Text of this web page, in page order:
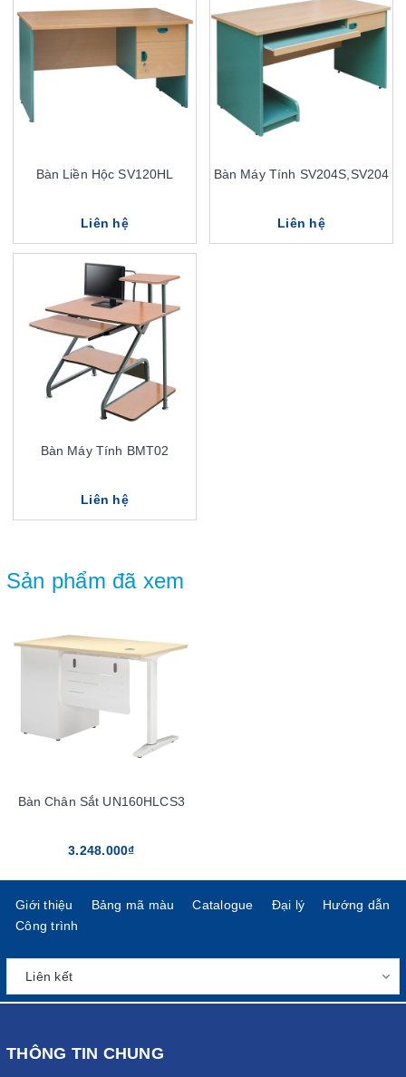
Bàn Liền Hộc SV120HL
Liên hệ
Bàn Máy Tính SV204S,SV204
Liên hệ
Bàn Máy Tính BMT02
Liên hệ
Sản phẩm đã xem
Bàn Chân Sắt UN160HLCS3
3.248.000₫
Giới thiệu Bảng mã màu Catalogue Đại lý
Hướng dẫn
Công trình
THÔNG TIN CHUNG